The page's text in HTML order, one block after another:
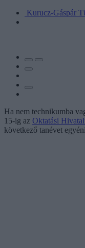
Kurucz-Gáspár
Ha nem technikumba
15-ig az Oktatási
következő tanévet